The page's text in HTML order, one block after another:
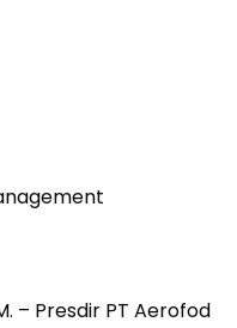
– Presdir PT Aerofod